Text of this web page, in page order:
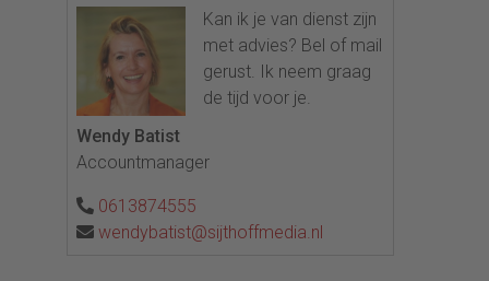
Kan ik je van dienst zijn
met advies? Bel of mail
gerust. Ik neem graag
de tijd voor je.
Wendy Batist
Accountmanager
0613874555
wendybatist@sijthoffmedia.nl